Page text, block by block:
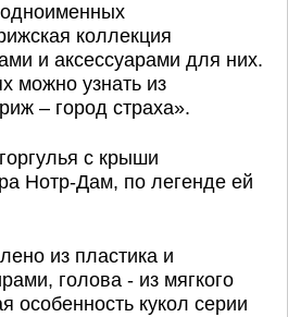
коллекция
и аксессуарами для них.
можно узнать из
– город страха».
с крыши
Нотр-Дам, по легенде ей
из пластика и
голова - из мягкого
особенность кукол серии